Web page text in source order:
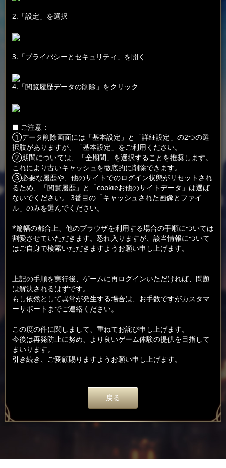
2.「設定」を選択
3.「プライバシーとセキュリティ」を開く
4.「閲覧履歴データの削除」をクリック
■ ご注意：
①データ削除画面には「基本設定」と「詳細設定」の2つの選
択肢がありますが、「基本設定」をご利用ください。
②期間については、「全期間」を選択することを推奨します。
これにより古いキャッシュを徹底的に削除できます。
③必要な履歴や、他のサイトでのログイン状態がリセットされ
るため、「閲覧履歴」と「cookieお他のサイトデータ」は選ば
ないでください。 3番目の「キャッシュされた画像とファイ
ル」のみを選んでください。
*篇幅の都合上、他のブラウザを利用する場合の手順については
割愛させていただきます。恐れ入りますが、該当情報について
はご自身で検索いただきますようお願い申し上げます。
上記の手順を実行後、ゲームに再ログインいただければ、問題
は解決されるはずです。
もし依然として異常が発生する場合は、お手数ですがカスタマ
ーサポートまでご連絡ください。
この度の件に関しまして、重ねてお詫び申し上げます。
今後は再発防止に努め、より良いゲーム体験の提供を目指して
まいります。
引き続き、ご愛顧賜りますようお願い申し上げます。
戻る